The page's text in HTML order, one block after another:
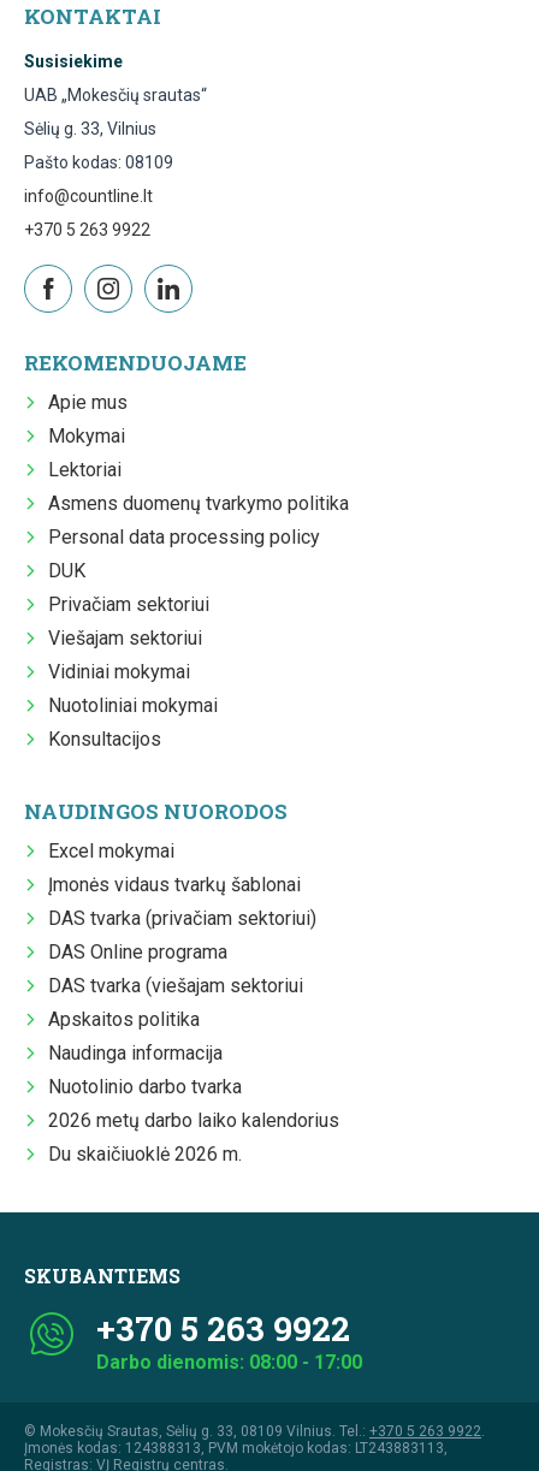
KONTAKTAI
Susisiekime
UAB „Mokesčių srautas“
Sėlių g. 33, Vilnius
Pašto kodas: 08109
info@countline.lt
+370 5 263 9922
REKOMENDUOJAME
Apie mus
Mokymai
Lektoriai
Asmens duomenų tvarkymo politika
Personal data processing policy
DUK
Privačiam sektoriui
Viešajam sektoriui
Vidiniai mokymai
Nuotoliniai mokymai
Konsultacijos
NAUDINGOS NUORODOS
Excel mokymai
Įmonės vidaus tvarkų šablonai
DAS tvarka (privačiam sektoriui)
DAS Online programa
DAS tvarka (viešajam sektoriui
Apskaitos politika
Naudinga informacija
Nuotolinio darbo tvarka
2026 metų darbo laiko kalendorius
Du skaičiuoklė 2026 m.
SKUBANTIEMS
+370 5 263 9922
Darbo dienomis: 08:00 - 17:00
© Mokesčių Srautas, Sėlių g. 33, 08109 Vilnius. Tel.: +370 5 263 9922
Įmonės kodas: 124388313, PVM mokėtojo kodas: LT243883113,
Registras: VĮ Registrų centras.